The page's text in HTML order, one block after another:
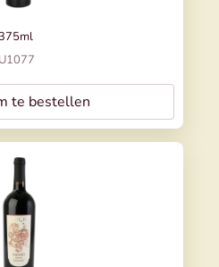
te bestellen